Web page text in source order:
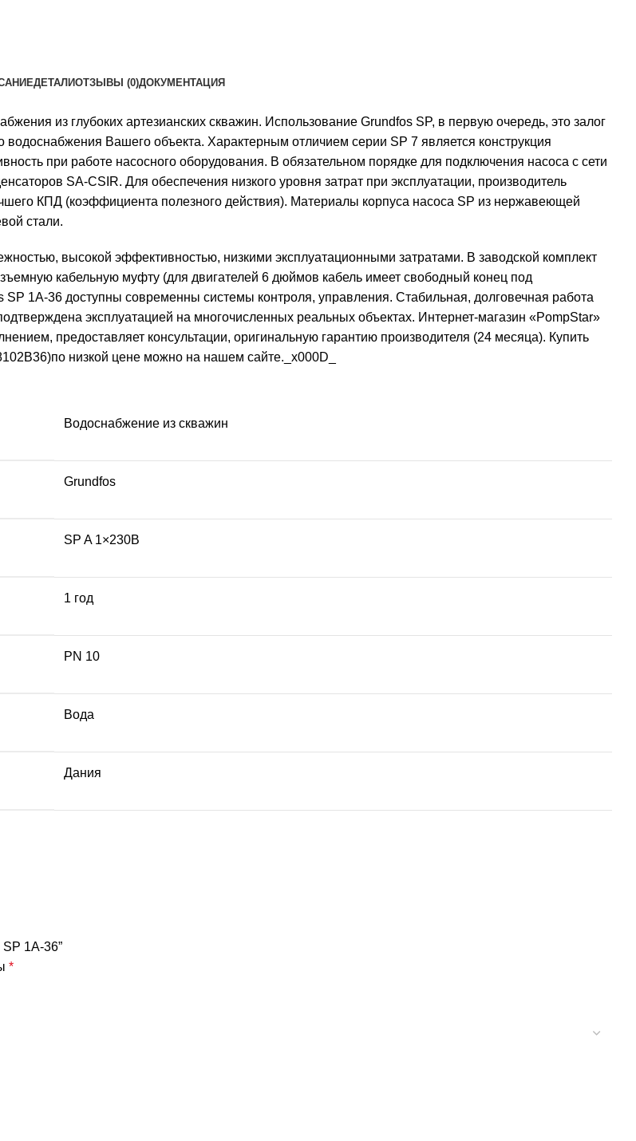
ДЕТАЛИОТЗЫВЫ (0)ДОКУМЕНТАЦИЯ
из глубоких артезианских скважин. Использование Grundfos SP, в первую очередь, это залог
Вашего объекта. Характерным отличием серии SP 7 является конструкция
при работе насосного оборудования. В обязательном порядке для подключения насоса с сети
SA-CSIR. Для обеспечения низкого уровня затрат при эксплуатации, производитель
КПД (коэффициента полезного действия). Материалы корпуса насоса SP из нержавеющей
стали.
высокой эффективностью, низкими эксплуатационными затратами. В заводской комплект
кабельную муфту (для двигателей 6 дюймов кабель имеет свободный конец под
1A-36 доступны современны системы контроля, управления. Стабильная, долговечная работа
эксплуатацией на многочисленных реальных объектах. Интернет-магазин «PompStar»
предоставляет консультации, оригинальную гарантию производителя (24 месяца). Купить
низкой цене можно на нашем сайте._x000D_
Водоснабжение из скважин
Grundfos
SP A 1×230В
1 год
PN 10
Вода
Дания
1A-36”
*